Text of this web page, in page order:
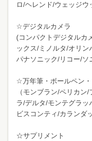
ロ/ヘレンド/ウェッジウ
☆デジタルカメラ
(コンパクトデジタルカ
ックス/ミノルタ/オリン
パナソニック/リコー/ソ
☆万年筆・ボールペン
（モンブラン/ペリカ
ラ/デルタ/モンテグラッ
ビスコンティ/カランダ
☆サプリメント